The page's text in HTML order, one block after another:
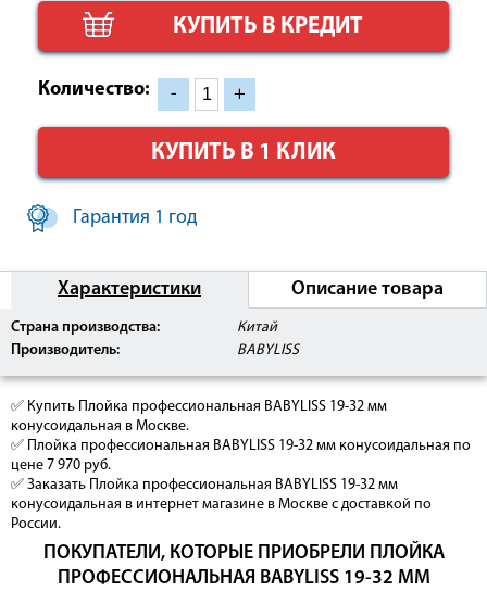
КУПИТЬ В КРЕДИТ
Количество: - +
КУПИТЬ В 1 КЛИК
Гарантия 1 год
Характеристики Описание товара
Страна производства:
Китай
Производитель:
BABYLISS
✅ Купить Плойка профессиональная BABYLISS 19-32 мм
конусоидальная в Москве.
✅ Плойка профессиональная BABYLISS 19-32 мм конусоидальная по
цене 7 970 руб.
✅ Заказать Плойка профессиональная BABYLISS 19-32 мм
конусоидальная в интернет магазине в Москве с доставкой по
России.
ПОКУПАТЕЛИ, КОТОРЫЕ ПРИОБРЕЛИ ПЛОЙКА
ПРОФЕССИОНАЛЬНАЯ BABYLISS 19-32 ММ